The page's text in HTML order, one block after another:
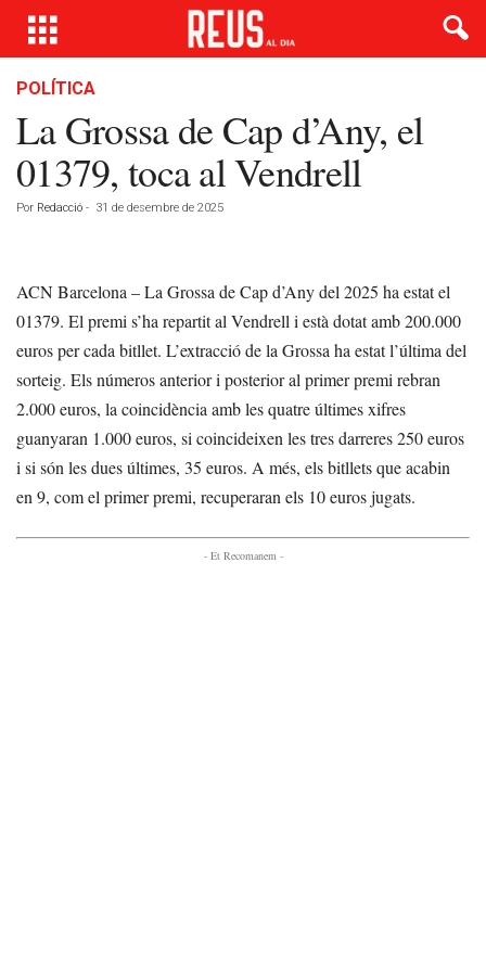
POLÍTICA
La Grossa de Cap d’Any, el
01379, toca al Vendrell
Por Redacció - 31 de desembre de 2025
ACN Barcelona – La Grossa de Cap d’Any del 2025 ha estat el
01379. El premi s’ha repartit al Vendrell i està dotat amb 200.000
euros per cada bitllet. L’extracció de la Grossa ha estat l’última del
sorteig. Els números anterior i posterior al primer premi rebran
2.000 euros, la coincidència amb les quatre últimes xifres
guanyaran 1.000 euros, si coincideixen les tres darreres 250 euros
i si són les dues últimes, 35 euros. A més, els bitllets que acabin
en 9, com el primer premi, recuperaran els 10 euros jugats.
- Et Recomanem -